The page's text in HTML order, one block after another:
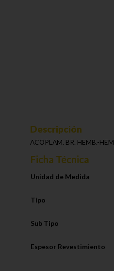
Descripción
ACOPLAM. BR. HEMB.-
Ficha Técnica
Unidad de Medida
Tipo
Sub Tipo
Espesor Revestimiento